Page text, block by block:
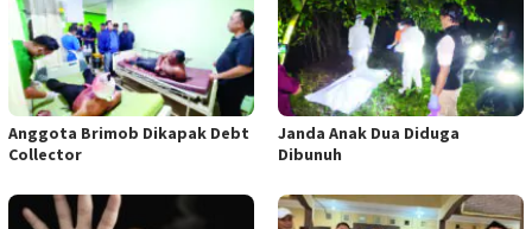
Anggota Brimob Dikapak Debt
Collector
Janda Anak Dua Diduga
Dibunuh